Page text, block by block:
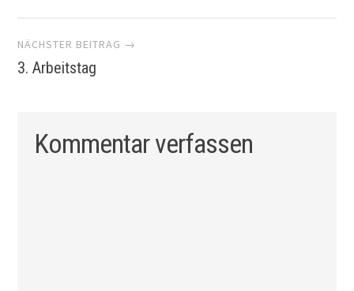
Navigation
NÄCHSTER BEITRAG →
3. Arbeitstag
Kommentar verfassen